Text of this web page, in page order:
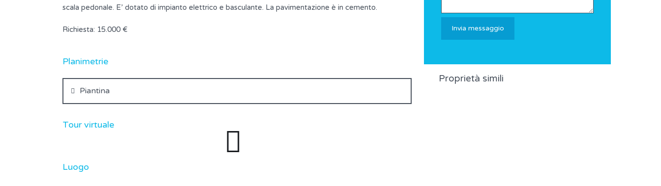
scala pedonale. E’ dotato di impianto elettrico e basculante. La pavimentazione è in cemento.
Richiesta: 15.000 €
Planimetrie
Piantina
Tour virtuale
Luogo
Proprietà simili